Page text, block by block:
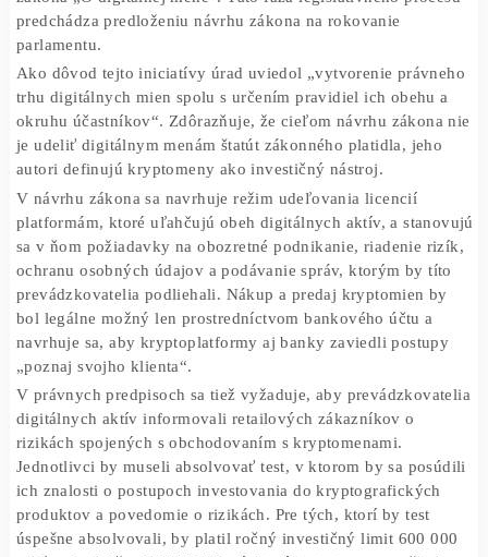
namiesto ich zákazu.
Ministerstvo 21. februára predložilo vláde návrh
zákona „O digitálnej mene“. Táto fáza legislatívneho
predchádza predloženiu návrhu zákona na rokovanie
parlamentu.
Ako dôvod tejto iniciatívy úrad uviedol „vytvorenie
trhu digitálnych mien spolu s určením pravidiel ich
okruhu účastníkov“. Zdôrazňuje, že cieľom návrhu
je udeliť digitálnym menám štatút zákonného platidla,
autori definujú kryptomeny ako investičný nástroj.
V návrhu zákona sa navrhuje režim udeľovania licencií
platformám, ktoré uľahčujú obeh digitálnych aktív, a
sa v ňom požiadavky na obozretné podnikanie, riadenie
ochranu osobných údajov a podávanie správ, ktorým by
prevádzkovatelia podliehali. Nákup a predaj kryptomien
bol legálne možný len prostredníctvom bankového účtu a
navrhuje sa, aby kryptoplatformy aj banky zaviedli
„poznaj svojho klienta“.
V právnych predpisoch sa tiež vyžaduje, aby
digitálnych aktív informovali retailových zákazníkov o